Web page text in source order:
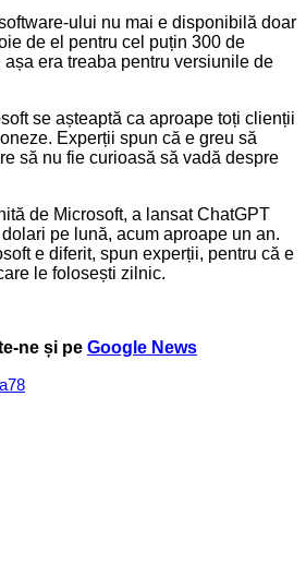
ului nu mai e disponibilă doar
de el pentru cel puțin 300 de
era treaba pentru versiunile de
se așteaptă ca aproape toți clienții
Experții spun că e greu să
să nu fie curioasă să vadă despre
de Microsoft, a lansat ChatGPT
pe lună, acum aproape un an.
e diferit, spun experții, pentru că e
le folosești zilnic.
ne și pe Google News
78